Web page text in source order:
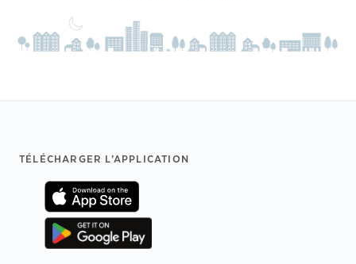
Footer
TÉLÉCHARGER L’APPLICATION